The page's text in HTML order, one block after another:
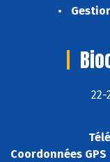
22-
Coordonnées GPS